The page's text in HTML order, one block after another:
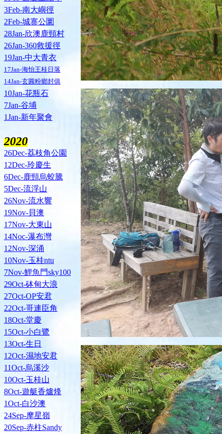
3Feb-南大嶼徑
2Feb-城寨公圜
28Jan-欣澳鹿頸村
26Jan-360救援徑
19Jan-中大青衣
17Jan-海怡王桂日落
14Jan-玄圓粉鄉封俱
10Jan-花瓶石
7Jan-谷埔
1Jan-新年聚會
2020
26Dec-荔枝角公園
12Dec-玲慶生
6Dec-鹿頸烏蛟騰
5Dec-流浮山
26Nov-流水響
19Nov-貝澳
17Nov-大東山
14Noc-瀑布灣
12Nov-深涌
10Nov-玉桂ntu
7Nov-鯉魚門sky100
29Oct-砵甸大浪
27Oct-OP安君
22Oct-哥連臣角
18Oct-堂慶
15Oct-小白鷺
13Oct-生日
12Oct-濕地安君
11Oct-烏溪沙
10Oct-玉桂山
8Oct-遊艇香爐烽
1Oct-白沙澳
24Sep-摩星嶺
20Sep-赤柱Sandy